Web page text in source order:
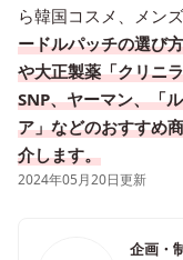
ら韓国コスメ、メン
ードルパッチの選び
や大正製薬「クリニ
SNP、ヤーマン、「
ア」などのおすすめ
介します。
2024年05月20日更新
企画・